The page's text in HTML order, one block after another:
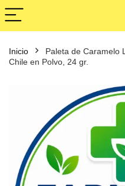
Inicio
Paleta de Caramelo
Chile en Polvo, 24 gr.